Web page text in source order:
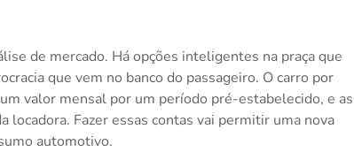
de mercado. Há opções inteligentes na praça que
que vem no banco do passageiro. O carro por
valor mensal por um período pré-estabelecido, e as
Fazer essas contas vai permitir uma nova
automotivo.